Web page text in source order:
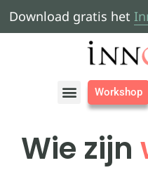
Download gratis het
Workshop
Wie zijn